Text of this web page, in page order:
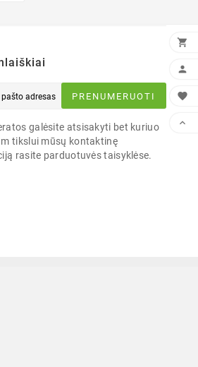
PRENUMERUOTI
galėsite atsisakyti bet kuriuo
tikslui mūsų kontaktinę
rasite parduotuvės taisyklėse.



